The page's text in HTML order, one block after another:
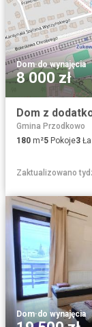
Dom·do wynajęcia
8 000 zł
Gmina Przodkowo
180 m²5 Pokoje3
Zaktualizowano
Dom·do wynajęcia